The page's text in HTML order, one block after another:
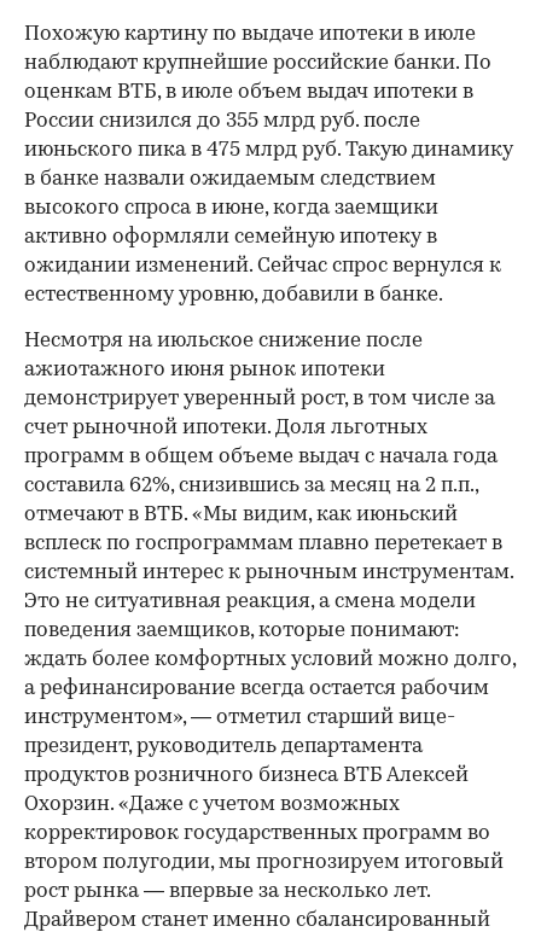
Похожую картину по выдаче ипотеки в июле
наблюдают крупнейшие российские банки. По
оценкам ВТБ, в июле объем выдач ипотеки в
России снизился до 355 млрд руб. после
июньского пика в 475 млрд руб. Такую динамику
в банке назвали ожидаемым следствием
высокого спроса в июне, когда заемщики
активно оформляли семейную ипотеку в
ожидании изменений. Сейчас спрос вернулся к
естественному уровню, добавили в банке.
Несмотря на июльское снижение после
ажиотажного июня рынок ипотеки
демонстрирует уверенный рост, в том числе за
счет рыночной ипотеки. Доля льготных
программ в общем объеме выдач с начала года
составила 62%, снизившись за месяц на 2 п.п.,
отмечают в ВТБ. «Мы видим, как июньский
всплеск по госпрограммам плавно перетекает в
системный интерес к рыночным инструментам.
Это не ситуативная реакция, а смена модели
поведения заемщиков, которые понимают:
ждать более комфортных условий можно долго,
а рефинансирование всегда остается рабочим
инструментом», — отметил старший вице-
президент, руководитель департамента
продуктов розничного бизнеса ВТБ Алексей
Охорзин. «Даже с учетом возможных
корректировок государственных программ во
втором полугодии, мы прогнозируем итоговый
рост рынка — впервые за несколько лет.
Драйвером станет именно сбалансированный